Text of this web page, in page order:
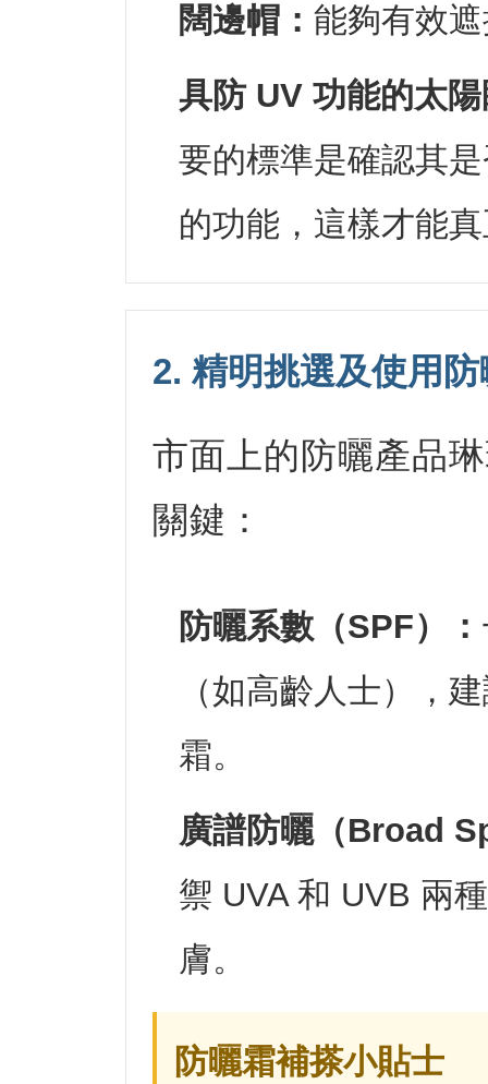
闊邊帽： 能夠有效
具防 UV 功能的太
要的標準是確認其
的功能，這樣才能
2. 精明挑選及使用
市面上的防曬產品
關鍵：
防曬系數（SPF）：
（如高齡人士），
霜。
廣譜防曬（Broad
禦 UVA 和 UVB 兩
膚。
防曬霜補搽小貼士